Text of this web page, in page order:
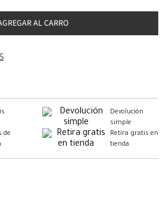
AL CARRO
Devolución
simple
de
Retira gratis en
tienda